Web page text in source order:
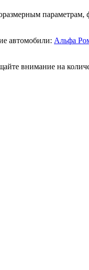
параметрам,
автомобили: Альфа
внимание на